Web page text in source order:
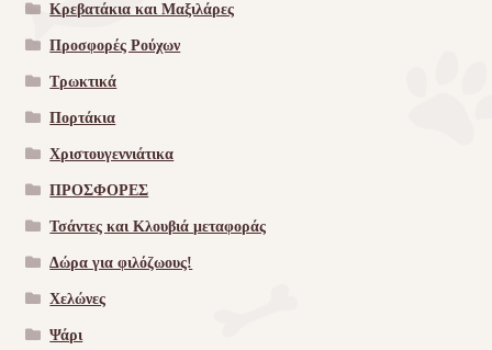
Κρεβατάκια και Μαξιλάρες
Προσφορές Ρούχων
Τρωκτικά
Πορτάκια
Χριστουγεννιάτικα
ΠΡΟΣΦΟΡΕΣ
Τσάντες και Κλουβιά μεταφοράς
Δώρα για φιλόζωους!
Χελώνες
Ψάρι